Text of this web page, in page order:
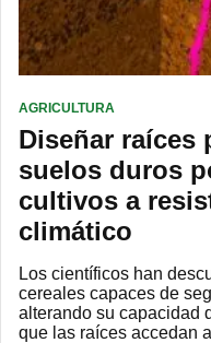
AGRICULTURA
Diseñar raíces
suelos duros
cultivos a
climático
Los científicos han
cereales capaces de
alterando su capacidad
que las raíces accedan